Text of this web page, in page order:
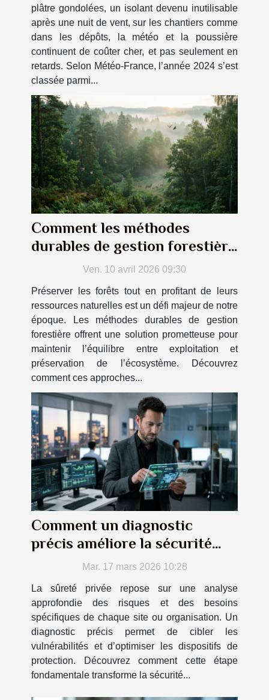
plâtre gondolées, un isolant devenu inutilisable
après une nuit de vent, sur les chantiers comme
dans les dépôts, la météo et la poussière
continuent de coûter cher, et pas seulement en
retards. Selon Météo-France, l’année 2024 s’est
classée parmi...
Comment les méthodes
durables de gestion forestière
peuvent-elles bénéficier à
l'écosystème ?
Ven. 10 avril 2026 09:30
Préserver les forêts tout en profitant de leurs
ressources naturelles est un défi majeur de notre
époque. Les méthodes durables de gestion
forestière offrent une solution prometteuse pour
maintenir l’équilibre entre exploitation et
préservation de l’écosystème. Découvrez
comment ces approches...
Comment un diagnostic
précis améliore la sécurité
privée ?Mar. 17 mars 2026 10:28
La sûreté privée repose sur une analyse
approfondie des risques et des besoins
spécifiques de chaque site ou organisation. Un
diagnostic précis permet de cibler les
vulnérabilités et d’optimiser les dispositifs de
protection. Découvrez comment cette étape
fondamentale transforme la sécurité...